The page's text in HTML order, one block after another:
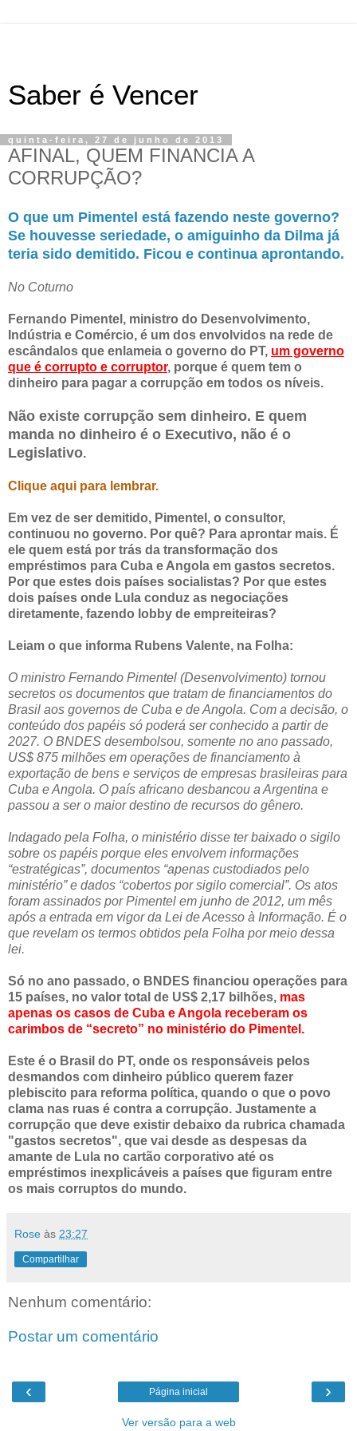
Saber é Vencer
quinta-feira, 27 de junho de 2013
AFINAL, QUEM FINANCIA A
CORRUPÇÃO?
O que um Pimentel está fazendo neste governo?
Se houvesse seriedade, o amiguinho da Dilma já
teria sido demitido. Ficou e continua aprontando.
No Coturno
Fernando Pimentel, ministro do Desenvolvimento,
Indústria e Comércio, é um dos envolvidos na rede de
escândalos que enlameia o governo do PT, um governo
que é corrupto e corruptor, porque é quem tem o
dinheiro para pagar a corrupção em todos os níveis.
Não existe corrupção sem dinheiro. E quem
manda no dinheiro é o Executivo, não é o
Legislativo.
Clique aqui para lembrar.
Em vez de ser demitido, Pimentel, o consultor,
continuou no governo. Por quê? Para aprontar mais. É
ele quem está por trás da transformação dos
empréstimos para Cuba e Angola em gastos secretos.
Por que estes dois países socialistas? Por que estes
dois países onde Lula conduz as negociações
diretamente, fazendo lobby de empreiteiras?
Leiam o que informa Rubens Valente, na Folha:
O ministro Fernando Pimentel (Desenvolvimento) tornou
secretos os documentos que tratam de financiamentos do
Brasil aos governos de Cuba e de Angola. Com a decisão, o
conteúdo dos papéis só poderá ser conhecido a partir de
2027. O BNDES desembolsou, somente no ano passado,
US$ 875 milhões em operações de financiamento à
exportação de bens e serviços de empresas brasileiras para
Cuba e Angola. O país africano desbancou a Argentina e
passou a ser o maior destino de recursos do gênero.
Indagado pela Folha, o ministério disse ter baixado o sigilo
sobre os papéis porque eles envolvem informações
“estratégicas”, documentos “apenas custodiados pelo
ministério” e dados “cobertos por sigilo comercial”. Os atos
foram assinados por Pimentel em junho de 2012, um mês
após a entrada em vigor da Lei de Acesso à Informação. É o
que revelam os termos obtidos pela Folha por meio dessa
lei.
Só no ano passado, o BNDES financiou operações para
15 países, no valor total de US$ 2,17 bilhões, mas
apenas os casos de Cuba e Angola receberam os
carimbos de “secreto” no ministério do Pimentel.
Este é o Brasil do PT, onde os responsáveis pelos
desmandos com dinheiro público querem fazer
plebiscito para reforma política, quando o que o povo
clama nas ruas é contra a corrupção. Justamente a
corrupção que deve existir debaixo da rubrica chamada
"gastos secretos", que vai desde as despesas da
amante de Lula no cartão corporativo até os
empréstimos inexplicáveis a países que figuram entre
os mais corruptos do mundo.
Rose às 23:27
Compartilhar
Nenhum comentário:
Postar um comentário
‹ ›
Página inicial
Ver versão para a web